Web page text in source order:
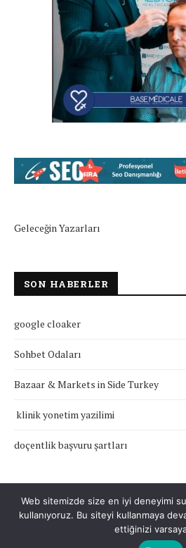
Geleceğin Yazarları
SON HABERLER
google cloaker
Sohbet Odaları
Bazaar & Markets in Side Turkey
klinik yonetim yazilimi
doçentlik başvuru şartları
Gizlilik Politikası
Web sitemizde size en iyi deneyimi
kullanıyoruz. Bu siteyi kullanmaya
ettiğinizi